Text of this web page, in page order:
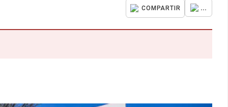
COMPARTIR ...